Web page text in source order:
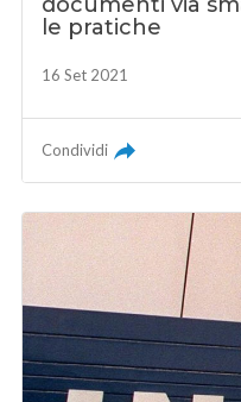
le pratiche
16 Set 2021
Condividi